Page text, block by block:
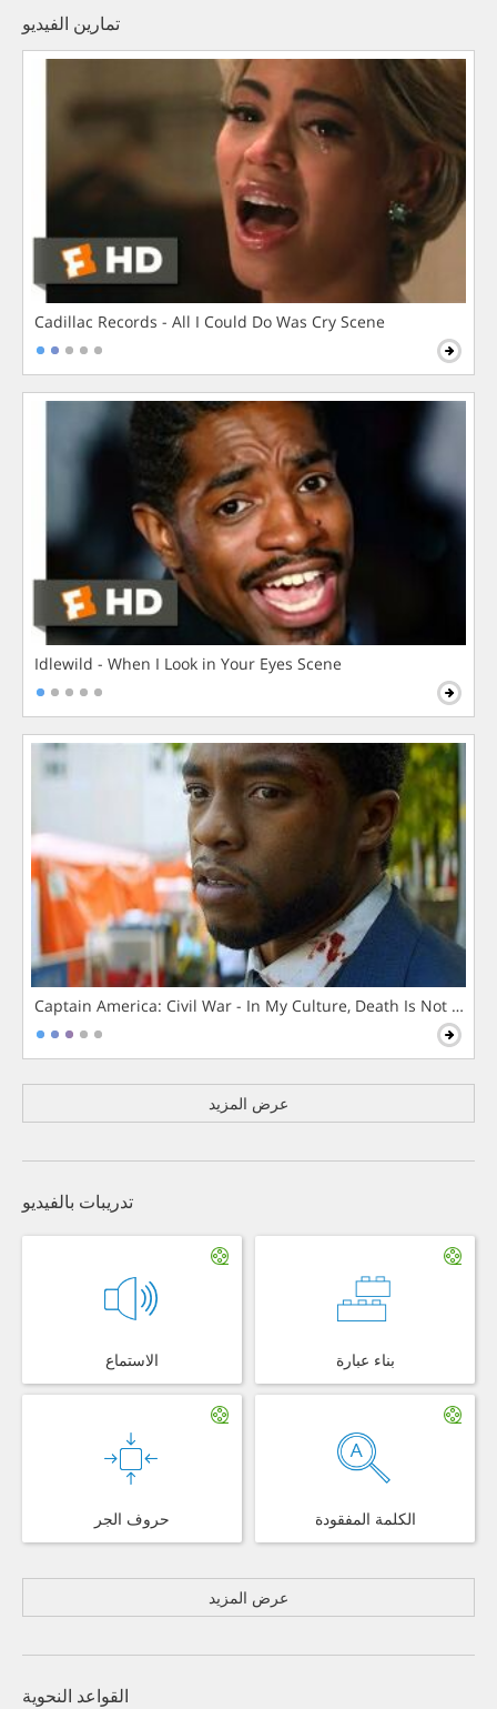
تمارين الفيديو
Cadillac Records - All I Could Do Was Cry Scene
Idlewild - When I Look in Your Eyes Scene
Captain America: Civil War - In My Culture, Death Is Not The
عرض المزيد
تدريبات بالفيديو
الاستماع بناء عبارة
حروف الجر الكلمة المفقودة
عرض المزيد
القواعد النحوية